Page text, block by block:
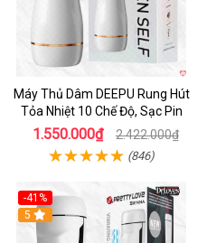
Máy Thủ Dâm DEEPU Rung Hút
Tỏa Nhiệt 10 Chế Độ, Sạc Pin
1.550.000₫ 2.422.000₫
(846)
-41%
Hot
5